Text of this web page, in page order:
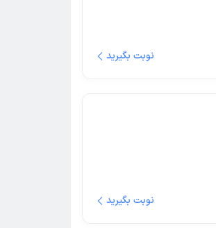
نوبت بگیرید
نوبت بگیرید